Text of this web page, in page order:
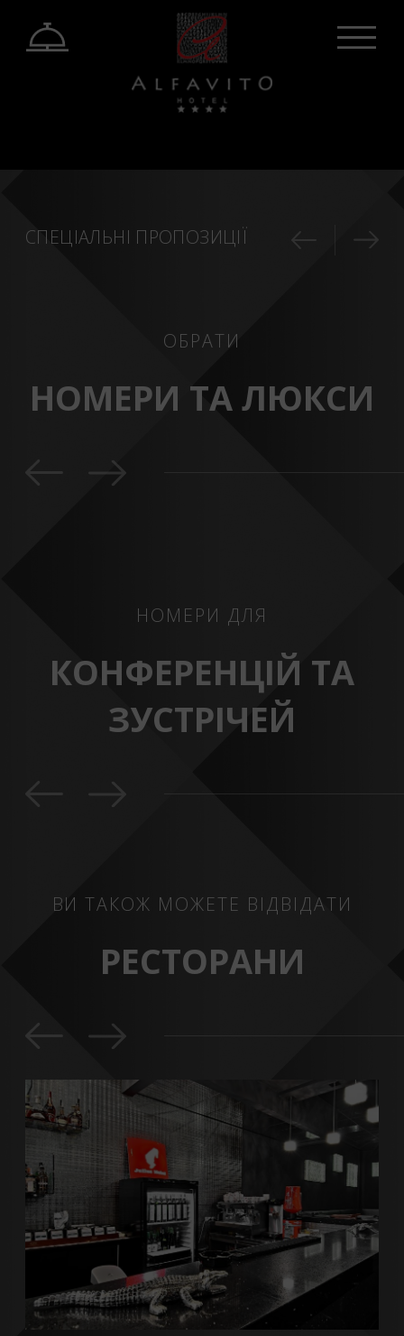
СПЕЦІАЛЬНІ ПРОПОЗИЦІЇ
ОБРАТИ
НОМЕРИ ТА ЛЮКСИ
НОМЕРИ ДЛЯ
КОНФЕРЕНЦІЙ ТА
ЗУСТРІЧЕЙ
ВИ ТАКОЖ МОЖЕТЕ ВІДВІДАТИ
РЕСТОРАНИ